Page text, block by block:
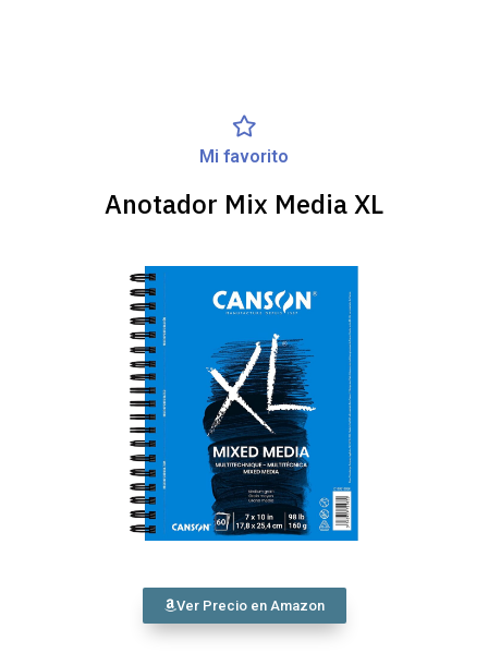
Mi favorito
Anotador Mix Media XL
Ver Precio en Amazon